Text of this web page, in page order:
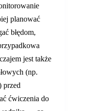
planować
błędom,
jest także
(np.
przed
ćwiczenia do